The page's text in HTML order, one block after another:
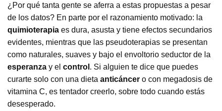
¿Por qué tanta gente se aferra a estas propuestas a pesar
de los datos? En parte por el razonamiento motivado: la
quimioterapia es dura, asusta y tiene efectos secundarios
evidentes, mientras que las pseudoterapias se presentan
como naturales, suaves y bajo el envoltorio seductor de la
esperanza y el control . Si alguien te dice que puedes
curarte solo con una dieta anticáncer o con megadosis de
vitamina C, es tentador creerlo, sobre todo cuando estás
desesperado.